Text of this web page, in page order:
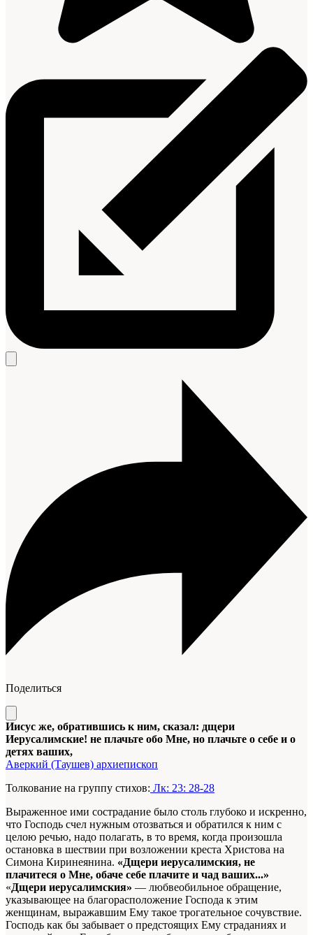
Поделиться
Иисус же, обратившись к ним, сказал: дщери
Иерусалимские! не плачьте обо Мне, но плачьте о себе и о
детях ваших,
Аверкий (Таушев) архиепископ
Толкование на группу стихов: Лк: 23: 28-28
Выраженное ими сострадание было столь глубоко и искренно,
что Господь счел нужным отозваться и обратился к ним с
целою речью, надо полагать, в то время, когда произошла
остановка в шествии при возложении креста Христова на
Симона Киринеянина. «Дщери иерусалимския, не
плачитеся о Мне, обаче себе плачите и чад ваших...»
«Дщери иерусалимския» — любвеобильное обращение,
указывающее на благорасположение Господа к этим
женщинам, выражавшим Ему такое трогательное сочувствие.
Господь как бы забывает о предстоящих Ему страданиях и